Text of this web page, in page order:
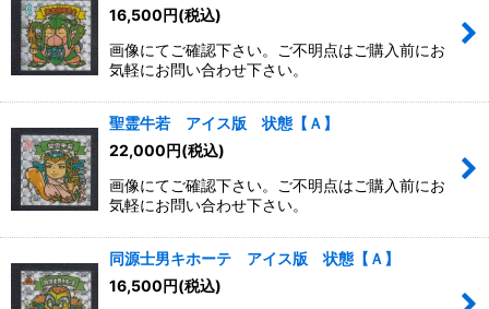
16,500円(税込)
画像にてご確認下さい。ご不明点はご購入前にお
気軽にお問い合わせ下さい。
聖霊牛若 アイス版 状態【Ａ】
22,000円(税込)
画像にてご確認下さい。ご不明点はご購入前にお
気軽にお問い合わせ下さい。
同源士男キホーテ アイス版 状態【Ａ】
16,500円(税込)